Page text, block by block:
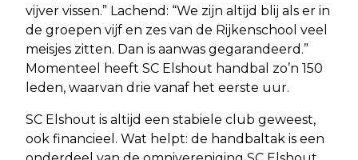
vijver vissen.” Lachend: “We zijn altijd blij als er in
de groepen vijf en zes van de Rijkenschool veel
meisjes zitten. Dan is aanwas gegarandeerd.”
Momenteel heeft SC Elshout handbal zo’n 150
leden, waarvan drie vanaf het eerste uur.
SC Elshout is altijd een stabiele club geweest,
ook financieel. Wat helpt: de handbaltak is een